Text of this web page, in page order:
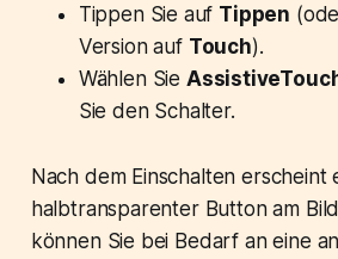
Tippen Sie auf Tippen
Version auf Touch).
Wählen Sie
Sie den Schalter.
Nach dem Einschalten erscheint
halbtransparenter Button am
können Sie bei Bedarf an eine